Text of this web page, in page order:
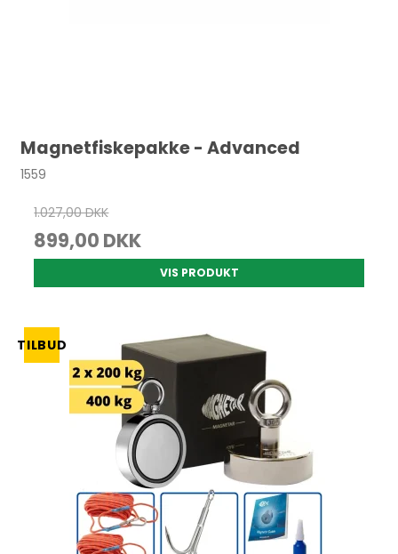
Magnetfiskepakke - Advanced
1559
1.027,00 DKK
899,00 DKK
VIS PRODUKT
TILBUD